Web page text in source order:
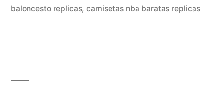
baloncesto replicas, camisetas nba baratas replicas